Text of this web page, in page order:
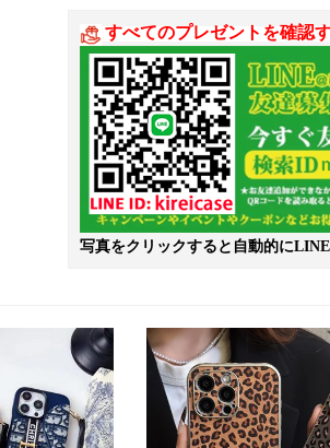
すべてのプレゼントを確認
写真をクリックすると自動的に